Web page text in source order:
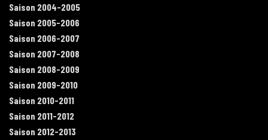
Saison 2004-2005
Saison 2005-2006
Saison 2006-2007
Saison 2007-2008
Saison 2008-2009
Saison 2009-2010
Saison 2010-2011
Saison 2011-2012
Saison 2012-2013